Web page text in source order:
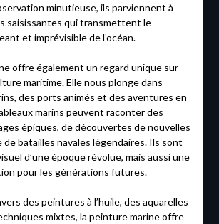
minutieuse, ils parviennent à
saisissantes qui transmettent le
et imprévisible de l’océan.
offre également un regard unique sur
maritime. Elle nous plonge dans
des ports animés et des aventures en
marins peuvent raconter des
épiques, de découvertes de nouvelles
batailles navales légendaires. Ils sont
d’une époque révolue, mais aussi une
pour les générations futures.
des peintures à l’huile, des aquarelles
mixtes, la peinture marine offre